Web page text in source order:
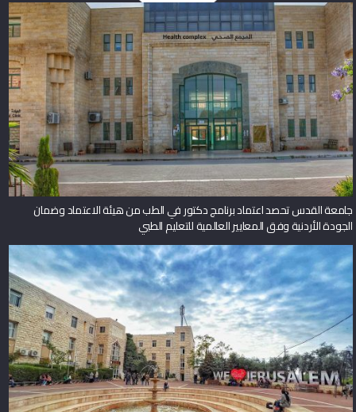
جامعة القدس تحصد اعتماد برنامج دكتور في الطب من هيئة الاعتماد وضمان
الجودة الأردنية وفق المعايير العالمية للتعليم الطبي